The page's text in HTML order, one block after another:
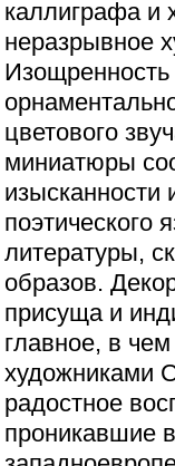
каллиграфа и
неразрывное
Изощренность
цветового
миниатюры
изысканности
поэтического
литературы,
образов.
присуща и
главное, в
художниками
радостное
проникавшие